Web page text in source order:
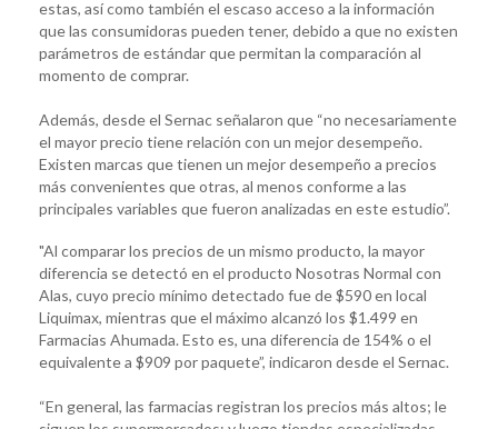
estas, así como también el escaso acceso a la información
que las consumidoras pueden tener, debido a que no existen
parámetros de estándar que permitan la comparación al
momento de comprar.
Además, desde el Sernac señalaron que “no necesariamente
el mayor precio tiene relación con un mejor desempeño.
Existen marcas que tienen un mejor desempeño a precios
más convenientes que otras, al menos conforme a las
principales variables que fueron analizadas en este estudio”.
"Al comparar los precios de un mismo producto, la mayor
diferencia se detectó en el producto Nosotras Normal con
Alas, cuyo precio mínimo detectado fue de $590 en local
Liquimax, mientras que el máximo alcanzó los $1.499 en
Farmacias Ahumada. Esto es, una diferencia de 154% o el
equivalente a $909 por paquete”, indicaron desde el Sernac.
“En general, las farmacias registran los precios más altos; le